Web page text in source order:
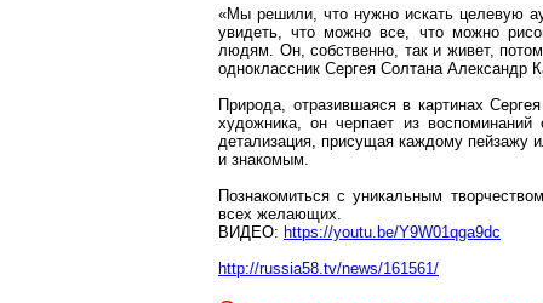
«Мы решили, что нужно искать целевую
увидеть, что можно все, что можно
людям. Он, собственно, так и живет,
одноклассник Сергея СолтанаАлександр
Природа, отразившаяся в картинах
художника, он черпает из
детализация, присущая каждому пейзажу
и знакомым.
Познакомиться с уникальным
всех желающих.
ВИДЕО: https://youtu.be/Y9W01qga9dc
http://russia58.tv/news/161561/